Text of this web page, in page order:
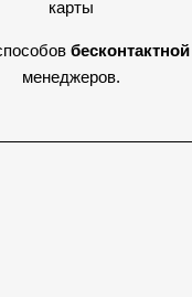
карты
менеджеров.